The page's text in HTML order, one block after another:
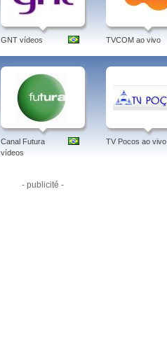
GNT vídeos TVCOM ao vivo
Canal Futura
vídeos
TV Pocos ao vivo
- publicité -